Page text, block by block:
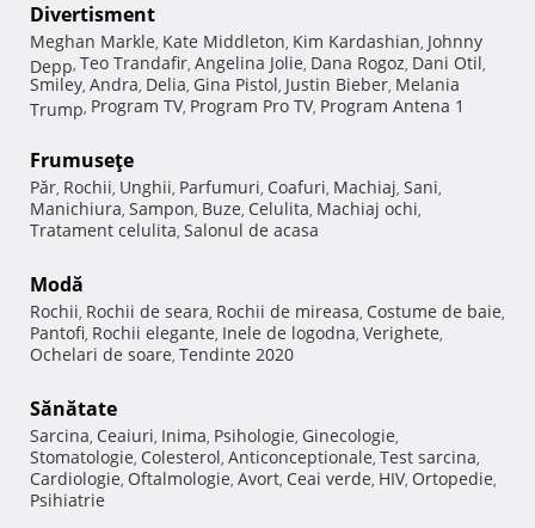
Divertisment
Meghan Markle, Kate Middleton, Kim Kardashian, Johnny
Depp, Teo Trandafir, Angelina Jolie, Dana Rogoz, Dani Otil,
Smiley, Andra, Delia, Gina Pistol, Justin Bieber, Melania
Trump, Program TV, Program Pro TV, Program Antena 1
Frumuseţe
Păr, Rochii, Unghii, Parfumuri, Coafuri, Machiaj, Sani,
Manichiura, Sampon, Buze, Celulita, Machiaj ochi,
Tratament celulita, Salonul de acasa
Modă
Rochii, Rochii de seara, Rochii de mireasa, Costume de baie,
Pantofi, Rochii elegante, Inele de logodna, Verighete,
Ochelari de soare, Tendinte 2020
Sănătate
Sarcina, Ceaiuri, Inima, Psihologie, Ginecologie,
Stomatologie, Colesterol, Anticonceptionale, Test sarcina,
Cardiologie, Oftalmologie, Avort, Ceai verde, HIV, Ortopedie,
Psihiatrie